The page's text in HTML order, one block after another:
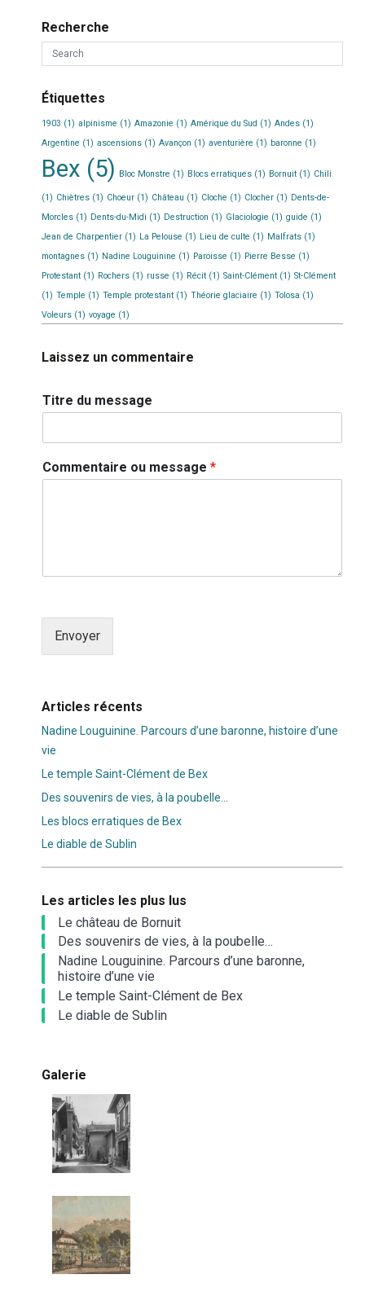
Recherche
Étiquettes
1903 (1) alpinisme (1) Amazonie (1) Amérique du Sud (1) Andes(1)
Argentine (1) ascensions(1) Avançon (1) aventurière (1) baronne (1)
Bex (5) Bloc Monstre (1) Blocs erratiques(1) Bornuit(1) Chili
(1) Chiètres(1) Choeur(1) Château (1) Cloche (1) Clocher(1) Dents-de-
Morcles(1) Dents-du-Midi (1) Destruction (1) Glaciologie (1) guide (1)
Jean de Charpentier(1) La Pelouse (1) Lieu de culte (1) Malfrats(1)
montagnes(1) Nadine Louguinine (1) Paroisse (1) Pierre Besse (1)
Protestant(1) Rochers(1) russe (1) Récit(1) Saint-Clément(1) St-Clément
(1) Temple (1) Temple protestant(1) Théorie glaciaire (1) Tolosa (1)
Voleurs(1) voyage (1)
Laissez un commentaire
Titre du message
Commentaire ou message *
Envoyer
Articles récents
Nadine Louguinine. Parcours d’une baronne, histoire d’une
vie
Le temple Saint-Clément de Bex
Des souvenirs de vies, à la poubelle…
Les blocs erratiques de Bex
Le diable de Sublin
Les articles les plus lus
Le château de Bornuit
Des souvenirs de vies, à la poubelle…
Nadine Louguinine. Parcours d’une baronne,
histoire d’une vie
Le temple Saint-Clément de Bex
Le diable de Sublin
Galerie